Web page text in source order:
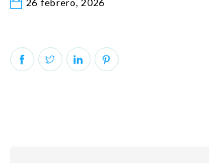
26 febrero, 2026